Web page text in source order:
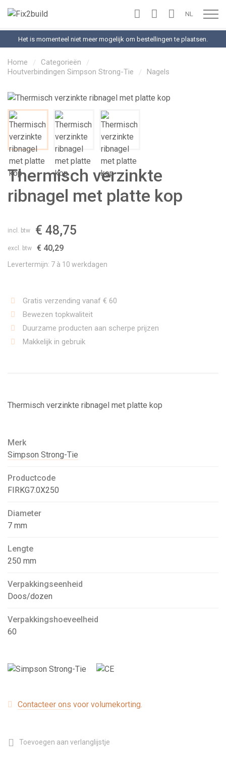
Het is momenteel niet meer mogelijk om bestellingen te plaatsen.
NL Toon
Home
Categorieën
Houtverbindingen Simpson Strong-Tie
Nagels
Thermisch verzinkte
ribnagel met platte kop
incl. btw € 48,75
excl. btw € 40,29
Levertermijn: 7 à 10 werkdagen
Gratis verzending vanaf € 60
Bewezen topkwaliteit
Duurzame producten aan scherpe prijzen
Makkelijk in gebruik
Thermisch verzinkte ribnagel met platte kop
Merk
Simpson Strong-Tie
Productcode
FIRKG7.0X250
Diameter
7 mm
Lengte
250 mm
Verpakkingseenheid
Doos/dozen
Verpakkingshoeveelheid
60
Contacteer ons voor volumekorting.
Toevoegen aan verlanglijstje